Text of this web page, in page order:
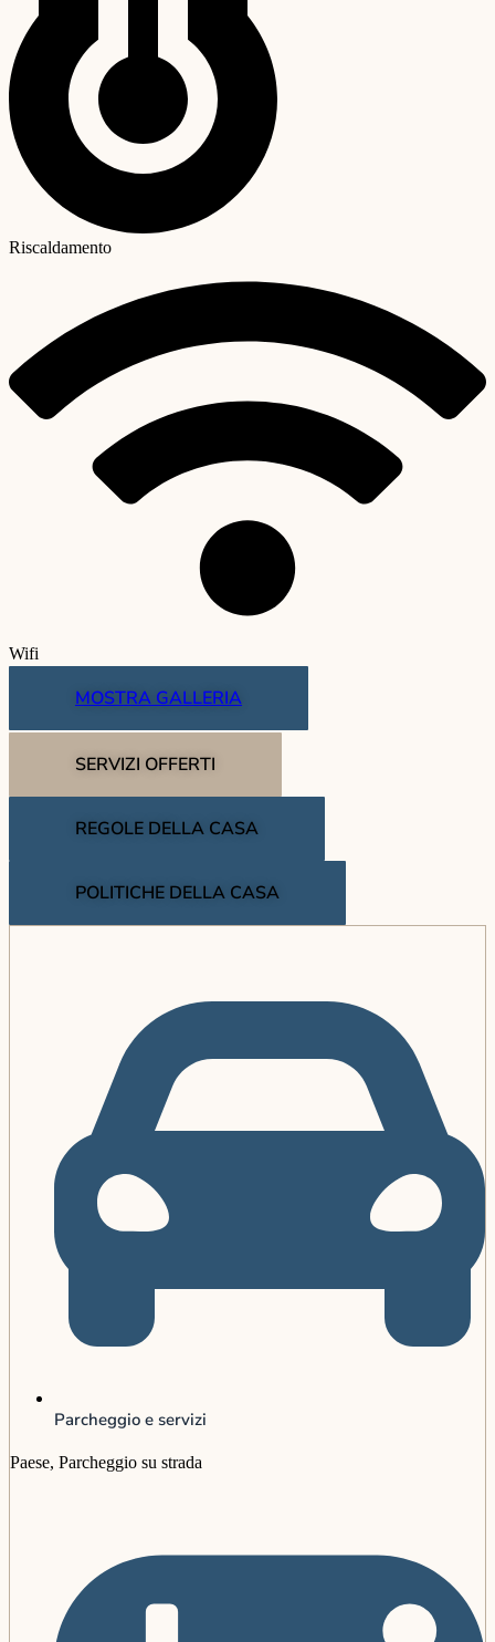
Riscaldamento
Wifi
MOSTRA GALLERIA
SERVIZI OFFERTI
REGOLE DELLA CASA
POLITICHE DELLA CASA
Parcheggio e servizi
Paese, Parcheggio su strada